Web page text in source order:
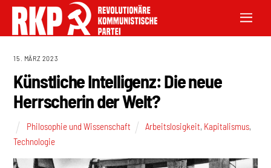
15. MÄRZ 2023
Künstliche Intelligenz: Die neue
Herrscherin der Welt?
Philosophie und Wissenschaft Arbeitslosigkeit, Kapitalismus,
Technologie